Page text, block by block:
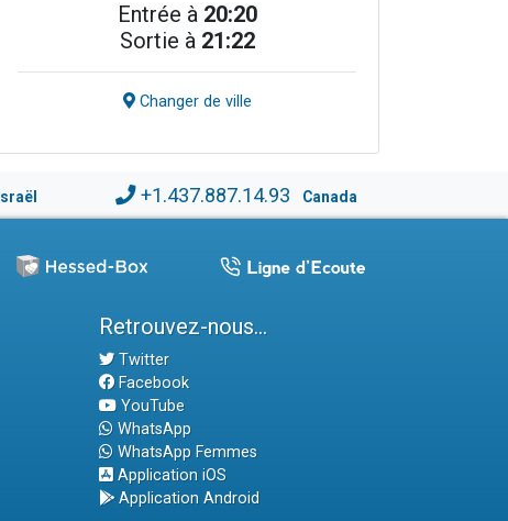
Entrée à 20:20
Sortie à 21:22
Changer de ville
Israël +1.437.887.14.93 Canada
Retrouvez-nous...
Twitter
Facebook
YouTube
WhatsApp
WhatsApp Femmes
Application iOS
Application Android